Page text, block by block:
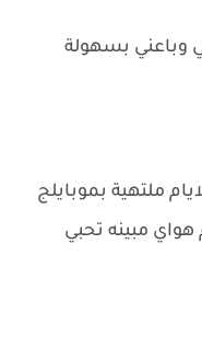
وباعني بسهولة
ملتهية بموبايلج
هواي مبينه تحبي